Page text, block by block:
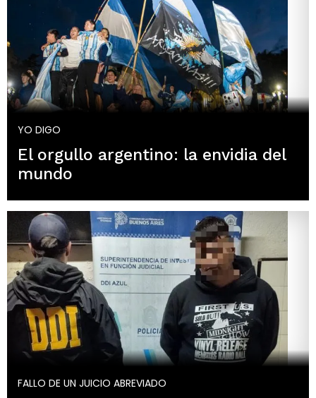
YO DIGO
El orgullo argentino: la envidia del
mundo
FALLO DE UN JUICIO ABREVIADO